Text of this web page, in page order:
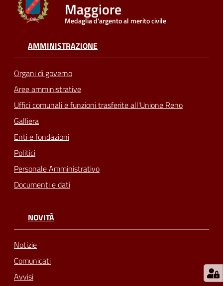
Seguici
Maggiore
Medaglia d'argento al merito civile
AMMINISTRAZIONE
Organi di governo
Aree amministrative
Uffici comunali e funzioni trasferite all'Unione Reno
Galliera
Enti e fondazioni
Politici
Personale Amministrativo
Documenti e dati
NOVITÀ
Notizie
Comunicati
Avvisi